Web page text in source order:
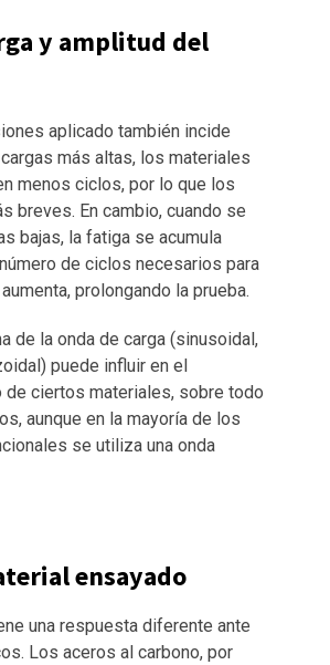
y amplitud del
aplicado también incide
más altas, los materiales
menos ciclos, por lo que los
breves. En cambio, cuando se
bajas, la fatiga se acumula
de ciclos necesarios para
prolongando la prueba.
de la onda de carga (sinusoidal,
puede influir en el
de ciertos materiales, sobre todo
aunque en la mayoría de los
se utiliza una onda
ensayado
una respuesta diferente ante
Los aceros al carbono, por